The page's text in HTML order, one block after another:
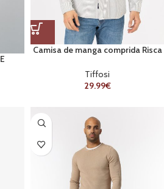
Camisa de manga comprida Risca
Tiffosi
29.99€